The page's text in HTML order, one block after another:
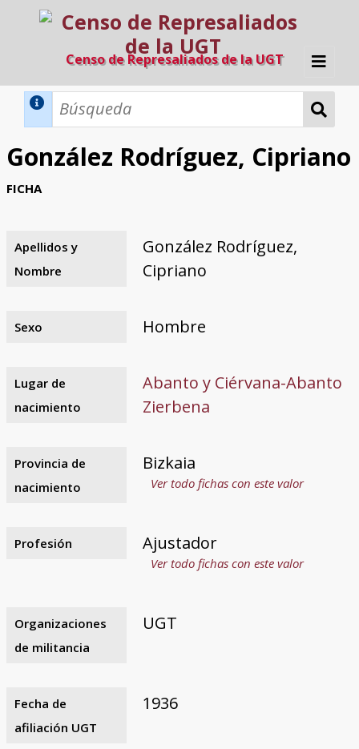
Censo de Represaliados de la UGT
Inicio
Búsqueda Dinámica
Búsqueda Avanzada
Razones y objetivos
El equipo
Colaboradores
Fuentes documentales
González Rodríguez, Cipriano
FICHA
Apellidos y
Nombre
González Rodríguez,
Cipriano
Sexo Hombre
Lugar de
nacimiento
Abanto y Ciérvana-Abanto
Zierbena
Provincia de
nacimiento
Bizkaia
Ver todo fichas con este valor
Profesión Ajustador
Ver todo fichas con este valor
Organizaciones
de militancia
UGT
Fecha de
afiliación UGT
1936